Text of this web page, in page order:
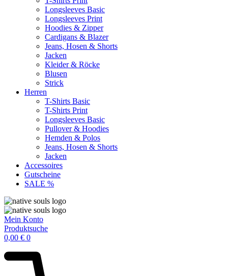
Longsleeves Basic
Longsleeves Print
Hoodies & Zipper
Cardigans & Blazer
Jeans, Hosen & Shorts
Jacken
Kleider & Röcke
Blusen
Strick
Herren
T-Shirts Basic
T-Shirts Print
Longsleeves Basic
Pullover & Hoodies
Hemden & Polos
Jeans, Hosen & Shorts
Jacken
Accessoires
Gutscheine
SALE %
Mein Konto
Produktsuche
0,00 € 0